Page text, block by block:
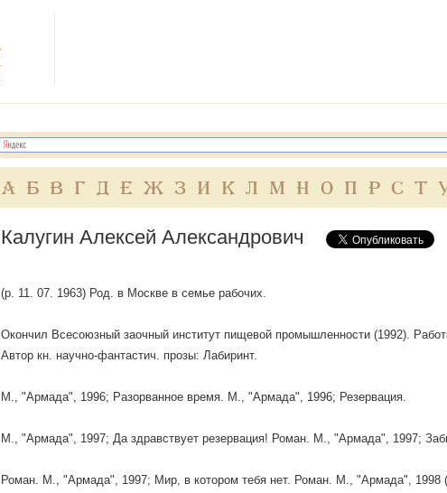
А Б В Г Д Е Ж З И К Л М Н О П Р С Т
Калугин Алексей Александрович
(р. 11. 07. 1963) Род. в Москве в семье рабочих.
Окончил Всесоюзный заочный институт пищевой промышленности (1992).
Автор кн. научно-фантастич. прозы: Лабиринт.
М., "Армада", 1996; Разорванное время. М., "Армада", 1996; Резервация.
М., "Армада", 1997; Да здравствует резервация! Роман. М., "Армада", 1997;
Роман. М., "Армада", 1997; Мир, в котором тебя нет. Роман. М., "Армада", 1998